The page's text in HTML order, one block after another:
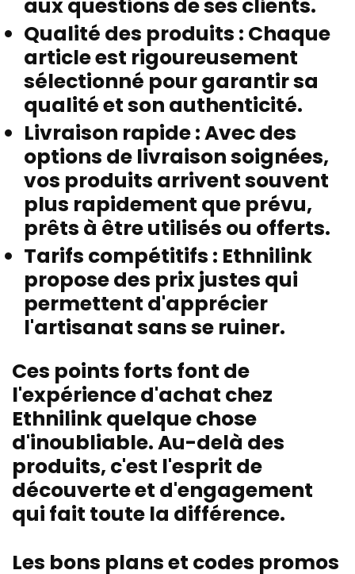
aux questions de ses clients.
Qualité des produits : Chaque
article est rigoureusement
sélectionné pour garantir sa
qualité et son authenticité.
Livraison rapide :Avec des
options de livraison soignées,
vos produits arrivent souvent
plus rapidement que prévu,
prêts à être utilisés ou offerts.
Tarifs compétitifs : Ethnilink
propose des prix justes qui
permettent d'apprécier
l'artisanat sans se ruiner.
Ces points forts font de
l'expérience d'achat chez
Ethnilink quelque chose
d'inoubliable. Au-delà des
produits, c'est l'esprit de
découverte et d'engagement
qui fait toute la différence.
Les bons plans et codes promos